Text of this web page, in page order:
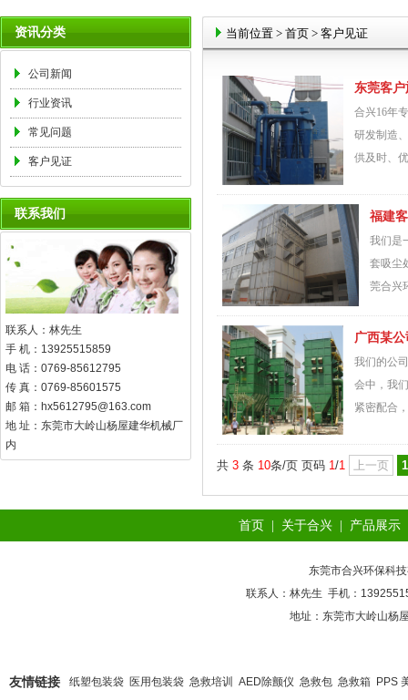
资讯分类
公司新闻
行业资讯
常见问题
客户见证
联系我们
联系人：林先生
手 机：13925515859
电 话：0769-85612795
传 真：0769-85601575
邮 箱：hx5612795@163.com
地 址：东莞市大岭山杨屋建华机械厂
内
当前位置 > 首页 > 客户见证
东莞客
合兴16年
研发制造
供及时、
福建
我们是
套吸尘
莞合兴
广西某
我们的公
会中，我
紧密配合
共 3 条 10条/页 页码 1/1 上一页 1
首页 关于合兴 产品展示
东莞市合兴环保科
联系人：林先生 手机：
地址：东莞市大岭山杨
友情链接 纸塑包装袋 医用包装袋 急救培训 AED除颤仪 急救包 急救箱 PPS